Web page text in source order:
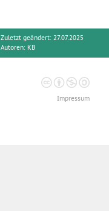
Zuletzt geändert: 27.07.2025
Autoren: KB
Impressum